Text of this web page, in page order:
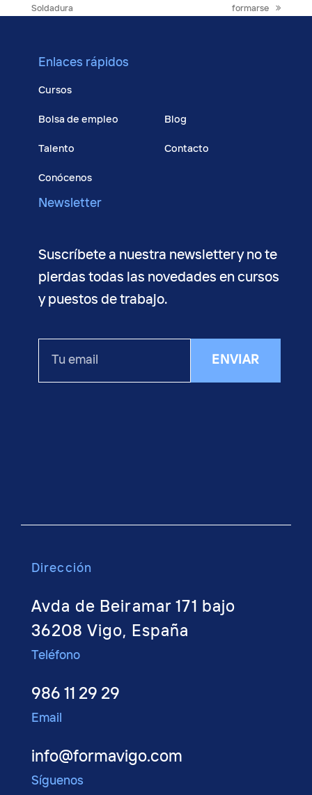
post:
Soldadura
formarse
Enlaces rápidos
Cursos
Bolsa de empleo
Talento
Conócenos
Blog
Contacto
Newsletter
Suscríbete a nuestra newsletter y no te
pierdas todas las novedades en cursos
y puestos de trabajo.
ENVIAR
Dirección
Avda de Beiramar 171 bajo
36208 Vigo, España
Teléfono
986 11 29 29
Email
info@formavigo.com
Síguenos